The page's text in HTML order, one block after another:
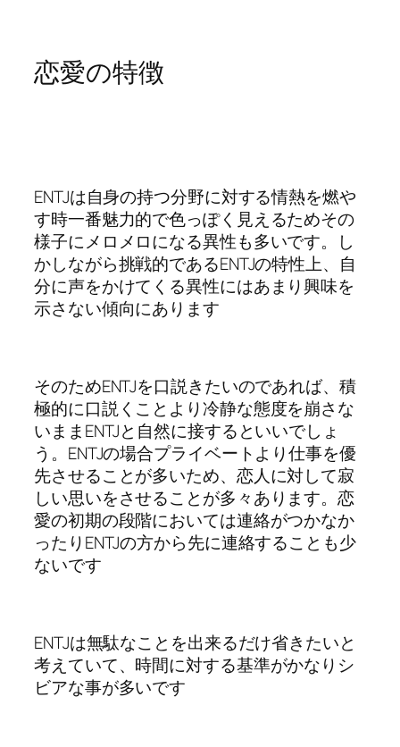
恋愛の特徴
ENTJは自身の持つ分野に対する情熱を燃や
す時一番魅力的で色っぽく見えるためその
様子にメロメロになる異性も多いです。し
かしながら挑戦的であるENTJの特性上、自
分に声をかけてくる異性にはあまり興味を
示さない傾向にあります
そのためENTJを口説きたいのであれば、積
極的に口説くことより冷静な態度を崩さな
いままENTJと自然に接するといいでしょ
う。ENTJの場合プライベートより仕事を優
先させることが多いため、恋人に対して寂
しい思いをさせることが多々あります。恋
愛の初期の段階においては連絡がつかなか
ったりENTJの方から先に連絡することも少
ないです
ENTJは無駄なことを出来るだけ省きたいと
考えていて、時間に対する基準がかなりシ
ビアな事が多いです